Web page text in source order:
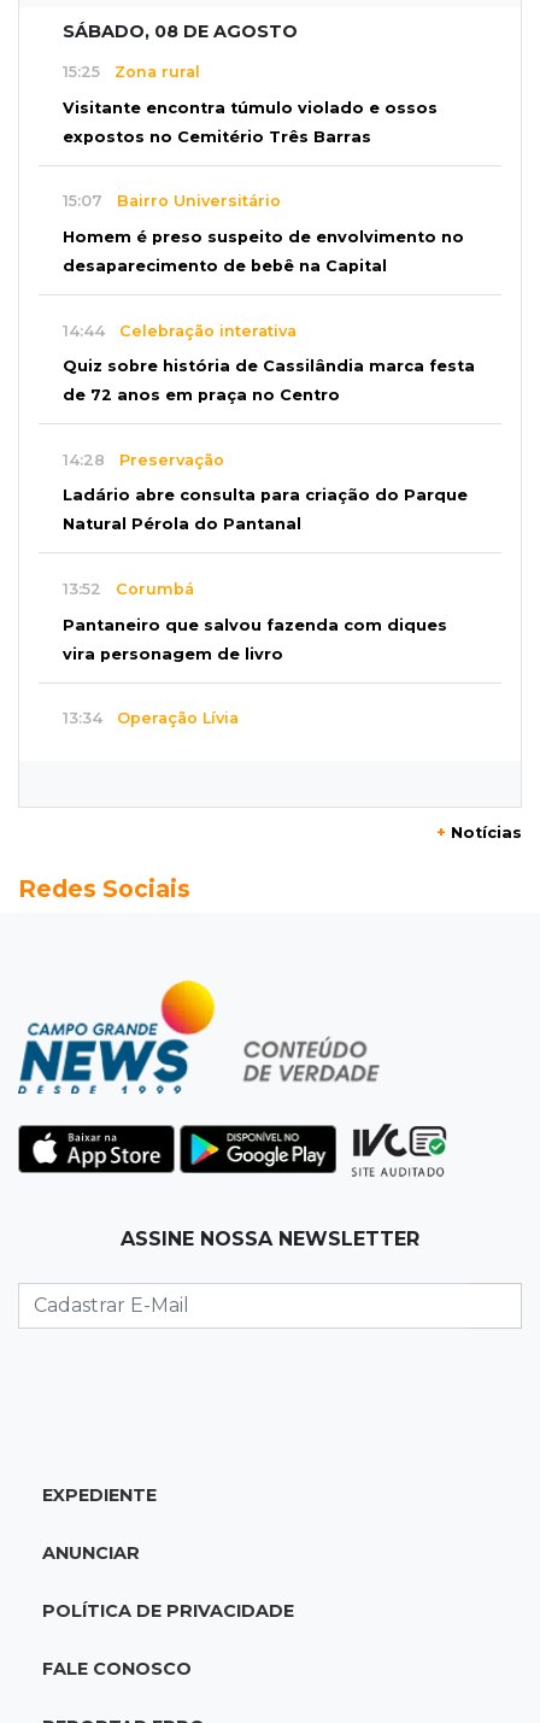
SÁBADO, 08 DE AGOSTO
15:25 Zona rural
Visitante encontra túmulo violado e ossos
expostos no Cemitério Três Barras
15:07 Bairro Universitário
Homem é preso suspeito de envolvimento no
desaparecimento de bebê na Capital
14:44 Celebração interativa
Quiz sobre história de Cassilândia marca festa
de 72 anos em praça no Centro
14:28 Preservação
Ladário abre consulta para criação do Parque
Natural Pérola do Pantanal
13:52 Corumbá
Pantaneiro que salvou fazenda com diques
vira personagem de livro
13:34 Operação Lívia
MS chega a 25 cachaças registradas e amplia
Fraude eletrônica
Idoso tem R$ 39,7 mil retirados da conta em
três transferências misteriosas
O crescimento descontrolado das big techs
Árvore cai, bloqueia avenida e deixa comércio
Inteligência Artificial avança na advocacia e
Choque ao lado de condomínio
+ Notícias
Redes Sociais
ASSINE NOSSA NEWSLETTER
EXPEDIENTE
ANUNCIAR
POLÍTICA DE PRIVACIDADE
FALE CONOSCO